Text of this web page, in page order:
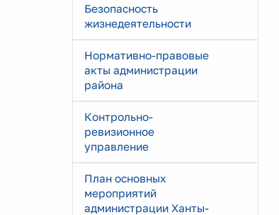
Безопасность
жизнедеятельности
Нормативно-правовые
акты администрации
района
Контрольно-
ревизионное
управление
План основных
мероприятий
администрации Ханты-